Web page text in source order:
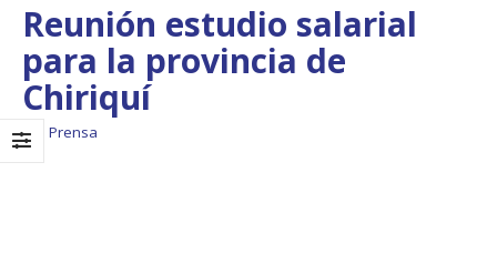
Reunión estudio salarial
para la provincia de
Chiriquí
Prensa
Boletín Informativo
No.1 – Soluciones
Integrales